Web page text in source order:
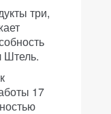
три,
Штель.
17